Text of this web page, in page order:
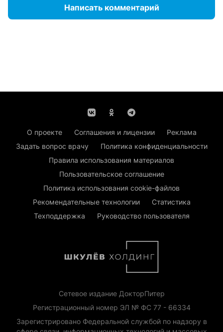
Написать комментарий
О проекте Соглашения и лицензии
Реклама
Задать вопрос врачу
Политика конфиденциальности
Правила использования материалов
Пользовательское соглашение
Политика использования cookie-файлов
Рекомендательные технологии
Статистика
Техподдержка
Руководство пользователя
Сетевое издание ДокторПитер
Регистрационный номер ЭЛ № ФС 77 - 66334
Зарегистрировано Федеральной службой по надзору в